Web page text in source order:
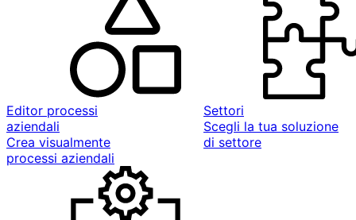
Editor processi
aziendali
Crea visualmente
processi aziendali
Settori
Scegli la tua soluzione
di settore